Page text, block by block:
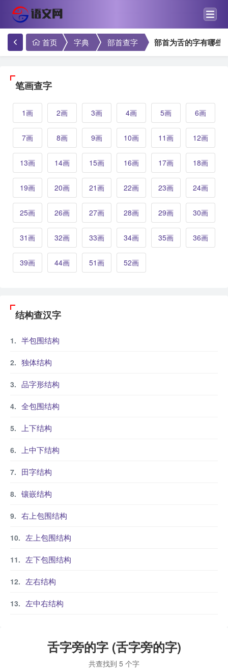
首页 字典 部首查字 部首为舌的字有哪些
笔画查字
1画 2画 3画 4画 5画 6画
7画 8画 9画 10画 11画 12画
13画 14画 15画 16画 17画 18画
19画 20画 21画 22画 23画 24画
25画 26画 27画 28画 29画 30画
31画 32画 33画 34画 35画 36画
39画 44画 51画 52画
结构查汉字
半包围结构
独体结构
品字形结构
全包围结构
上下结构
上中下结构
田字结构
镶嵌结构
右上包围结构
左上包围结构
左下包围结构
左右结构
左中右结构
舌字旁的字 (舌字旁的字)
共查找到 5 个字